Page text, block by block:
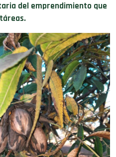
del emprendimiento que